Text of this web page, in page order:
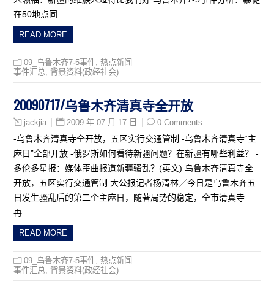
在50地点同…
READ MORE
09_乌鲁木齐7·5事件 ,热点新闻
事件汇总
背景资料(政经社会)
20090717/乌鲁木齐清真寺全开放
jackjia 2009 年 07 月 17 日 0 Comments
-乌鲁木齐清真寺全开放，五区实行交通管制 -乌鲁木齐清真寺“主
麻日”全部开放 -俄罗斯如何看待新疆问题？在新疆有哪些利益？ -
多伦多星报：媒体歪曲报道新疆骚乱？(英文) 乌鲁木齐清真寺全
开放，五区实行交通管制 大公报记者杨清林／今日是乌鲁木齐五
日发生骚乱后的第二个主麻日，随著局势的稳定，全市清真寺
再…
READ MORE
09_乌鲁木齐7·5事件 ,热点新闻
事件汇总
背景资料(政经社会)